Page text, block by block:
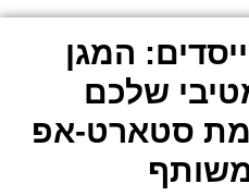
המגן
שלכם
סטארט-אפ